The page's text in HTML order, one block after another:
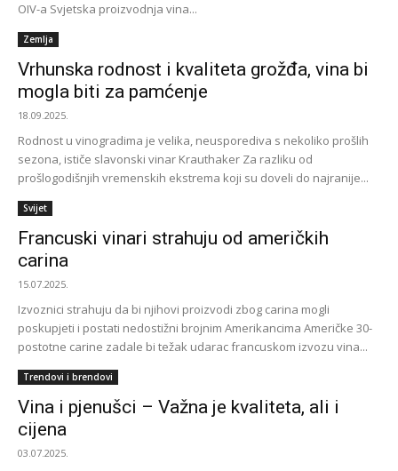
OIV-a Svjetska proizvodnja vina...
Zemlja
Vrhunska rodnost i kvaliteta grožđa, vina bi
mogla biti za pamćenje
18.09.2025.
Rodnost u vinogradima je velika, neusporediva s nekoliko prošlih
sezona, ističe slavonski vinar Krauthaker Za razliku od
prošlogodišnjih vremenskih ekstrema koji su doveli do najranije...
Svijet
Francuski vinari strahuju od američkih
carina
15.07.2025.
Izvoznici strahuju da bi njihovi proizvodi zbog carina mogli
poskupjeti i postati nedostižni brojnim Amerikancima Američke 30-
postotne carine zadale bi težak udarac francuskom izvozu vina...
Trendovi i brendovi
Vina i pjenušci – Važna je kvaliteta, ali i
cijena
03.07.2025.